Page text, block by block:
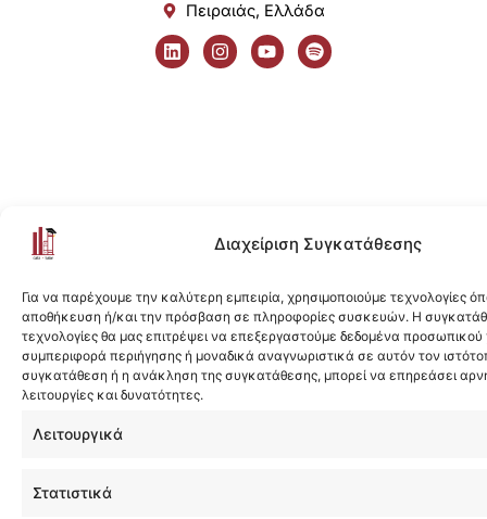
Διαχείριση Συγκατάθεσης
Για να παρέχουμε την καλύτερη εμπειρία, χρησιμοποιούμε τεχνολογίες
αποθήκευση ή/και την πρόσβαση σε πληροφορίες συσκευών. Η
τεχνολογίες θα μας επιτρέψει να επεξεργαστούμε δεδομένα
συμπεριφορά περιήγησης ή μοναδικά αναγνωριστικά σε αυτόν τον
συγκατάθεση ή η ανάκληση της συγκατάθεσης, μπορεί να επηρεάσει
λειτουργίες και δυνατότητες.
Λειτουργικά
Στατιστικά
Πειραιάς, Ελλάδα
L
i
n
I
n
s
Y
o
u
S
p
o